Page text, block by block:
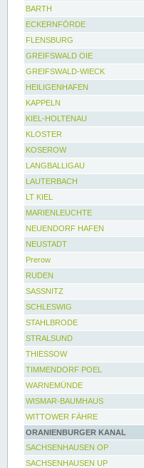
BARTH
ECKERNFÖRDE
FLENSBURG
GREIFSWALD OIE
GREIFSWALD-WIECK
HEILIGENHAFEN
KAPPELN
KIEL-HOLTENAU
KLOSTER
KOSEROW
LANGBALLIGAU
LAUTERBACH
LT KIEL
MARIENLEUCHTE
NEUENDORF HAFEN
NEUSTADT
Prerow
RUDEN
SASSNITZ
SCHLESWIG
STAHLBRODE
STRALSUND
THIESSOW
TIMMENDORF POEL
WARNEMÜNDE
WISMAR-BAUMHAUS
WITTOWER FÄHRE
ORANIENBURGER KANAL
SACHSENHAUSEN OP
SACHSENHAUSEN UP